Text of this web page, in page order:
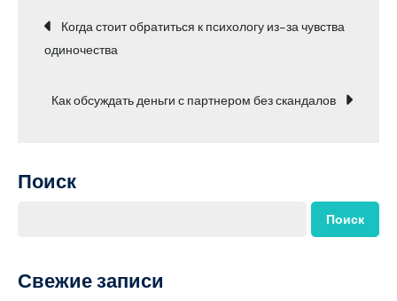
Навигация
по
записям
Когда стоит обратиться к психологу из-за чувства
одиночества
Как обсуждать деньги с партнером без скандалов
Поиск
Поиск
Свежие записи